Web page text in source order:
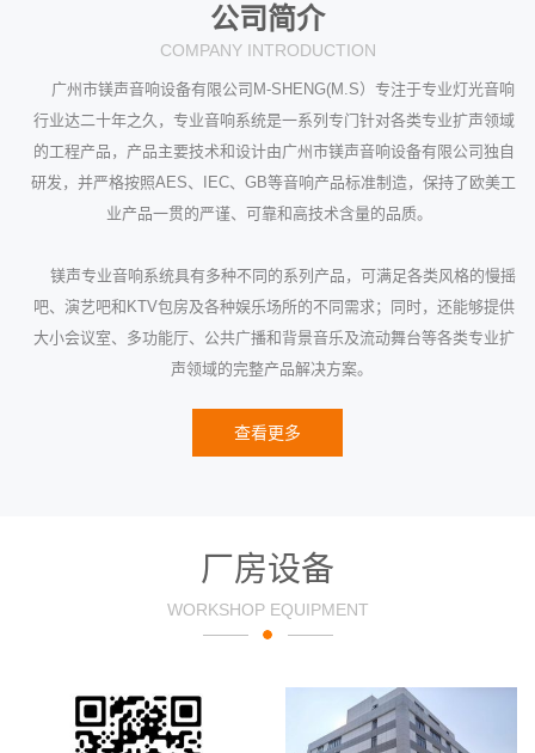
公司简介
COMPANY INTRODUCTION
广州市镁声音响设备有限公司M-SHENG(M.S）专注于专业灯光音响
行业达二十年之久，专业音响系统是一系列专门针对各类专业扩声领域
的工程产品，产品主要技术和设计由广州市镁声音响设备有限公司独自
研发，并严格按照AES、IEC、GB等音响产品标准制造，保持了欧美工
业产品一贯的严谨、可靠和高技术含量的品质。
镁声专业音响系统具有多种不同的系列产品，可满足各类风格的慢摇
吧、演艺吧和KTV包房及各种娱乐场所的不同需求；同时，还能够提供
大小会议室、多功能厅、公共广播和背景音乐及流动舞台等各类专业扩
声领域的完整产品解决方案。
查看更多
厂房设备
WORKSHOP EQUIPMENT